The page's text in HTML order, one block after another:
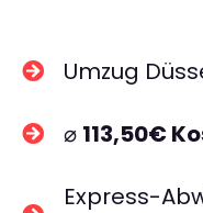
Umzug
⌀ 113,50€
Express-